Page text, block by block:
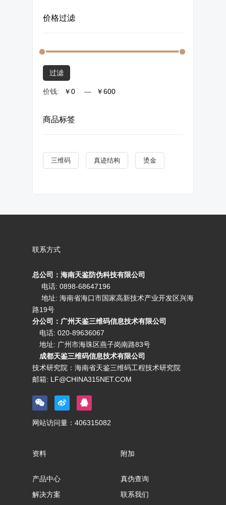
价格过滤
过滤
价钱: —
商品标签
三维码 真迹结构 烫金
联系方式
总公司：海南天鉴防伪科技有限公司
电话: 0898-68647196
地址: 海南省海口市国家高新技术产业开发区兴海
路19号
分公司：广州天鉴三维码信息技术有限公司
电话: 020-89636067
地址: 广州市海珠区燕子岗南路83号
成都天鉴三维码信息技术有限公司
技术研究院：海南省天鉴三维码工程技术研究院
邮箱: LF@CHINA315NET.COM
网站访问量： 406315082
资料
产品中心
解决方案
附加
真伪查询
联系我们